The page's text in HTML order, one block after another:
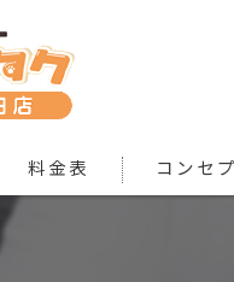
料金表 コンセ